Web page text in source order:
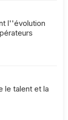
l''évolution
le talent et la